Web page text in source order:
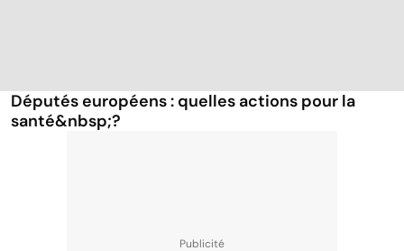
Députés européens : quelles actions pour la
santé&nbsp;?